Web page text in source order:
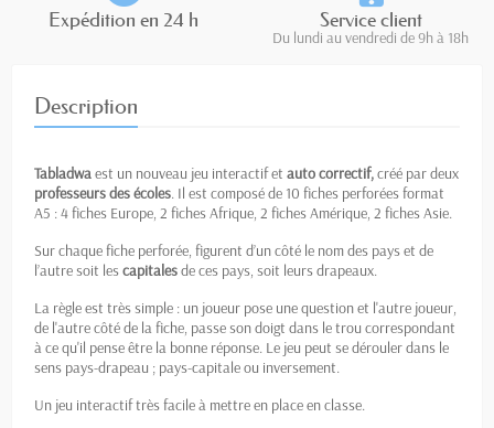
Expédition en 24 h Service client
Du lundi au vendredi de 9h à 18h
Description
Tabladwaest un nouveau jeu interactif et auto correctif,créé par deux
professeurs des écoles. Il est composé de 10 fiches perforées format
A5 : 4 fiches Europe, 2 fiches Afrique, 2 fiches Amérique, 2 fiches Asie.
Sur chaque fiche perforée, figurent d’un côté le nom des pays et de
l’autre soit lescapitalesde ces pays, soit leurs drapeaux.
La règle est très simple : un joueur pose une question et l'autre joueur,
de l'autre côté de la fiche, passe son doigt dans le trou correspondant
à ce qu'il pense être la bonne réponse. Le jeu peut se dérouler dans le
sens pays-drapeau ; pays-capitale ou inversement.
Un jeu interactif très facile à mettre en place en classe.